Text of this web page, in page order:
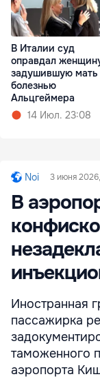
В Италии суд
оправдал
задушившую мать
болезнью
Альцгеймера
14 Июл. 23:08
Noi 3 июня
В
Иностранная
пассажирка
таможенного
аэропорта